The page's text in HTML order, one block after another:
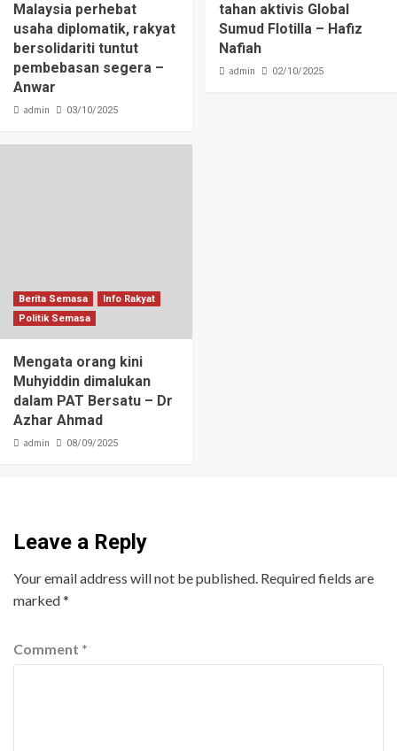
Malaysia perhebat
usaha diplomatik, rakyat
bersolidariti tuntut
pembebasan segera –
Anwar
admin 03/10/2025
tahan aktivis Global
Sumud Flotilla – Hafiz
Nafiah
admin 02/10/2025
Berita Semasa
Info Rakyat
Politik Semasa
Mengata orang kini
Muhyiddin dimalukan
dalam PAT Bersatu – Dr
Azhar Ahmad
admin 08/09/2025
Leave a Reply
Your email address will not be published. Required fields are
marked*
Comment *